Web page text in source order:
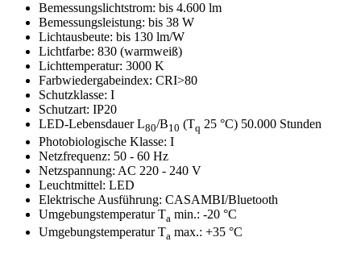
Bemessungslichtstrom: bis 4.600 lm
Bemessungsleistung: bis 38 W
Lichtausbeute: bis 130 lm/W
Lichtfarbe: 830 (warmweiß)
Lichttemperatur: 3000 K
Farbwiedergabeindex: CRI>80
Schutzklasse: I
Schutzart: IP20
LED-Lebensdauer L80/B10 (Tq 25 °C) 50.000 Stunden
Photobiologische Klasse: I
Netzfrequenz: 50 - 60 Hz
Netzspannung: AC 220 - 240 V
Leuchtmittel: LED
Elektrische Ausführung: CASAMBI/Bluetooth
Umgebungstemperatur Ta min.: -20 °C
Umgebungstemperatur Ta max.: +35 °C